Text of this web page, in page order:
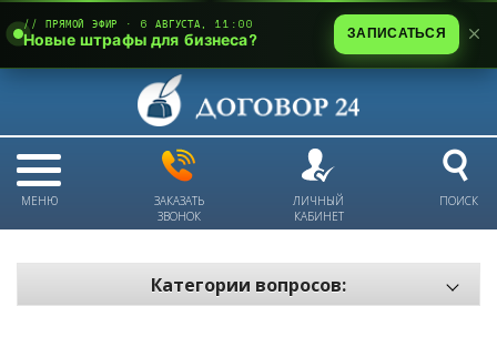
МЕНЮ
ЗАКАЗАТЬ
ЗВОНОК
ЛИЧНЫЙ
КАБИНЕТ
ПОИСК
Категории вопросов:
// ПРЯМОЙ ЭФИР · 6 АВГУСТА, 11:00
Новые штрафы для бизнеса? ЗАПИСАТЬСЯ